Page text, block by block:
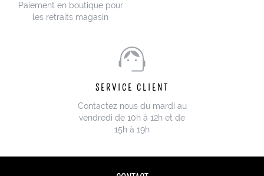
Paiement en boutique pour
les retraits magasin
SERVICE CLIENT
Contactez nous du mardi au
vendredi de 10h à 12h et de
15h à 19h